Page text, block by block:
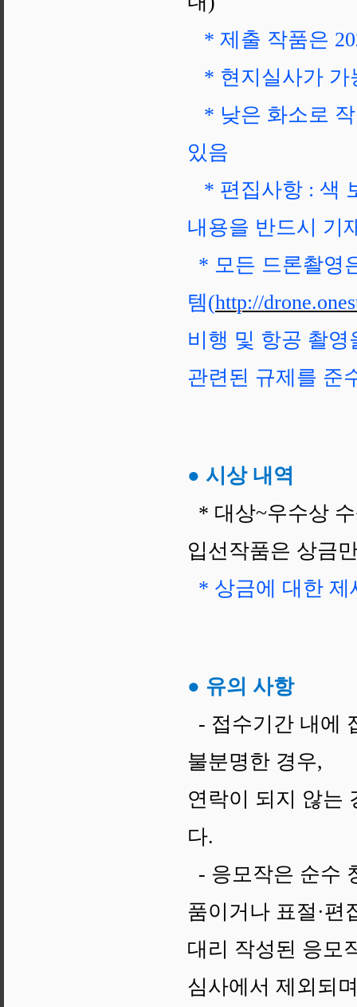
* 제출 작품은
* 현지실사가 가
* 낮은 화소로
있음
* 편집사항 : 색
내용을 반드시 기
* 모든 드론촬영
템(http://
비행 및 항공 촬
관련된 규제를 준
● 시상 내역
* 대상~우수상
입선작품은 상금
* 상금에 대한 제
● 유의 사항
- 접수기간 내에
불분명한 경우,
연락이 되지 않는
다.
- 응모작은 순수
품이거나 표절·편
대리 작성된 응모
심사에서 제외되